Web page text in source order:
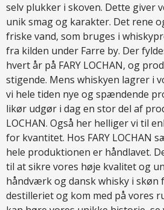
selv plukker i skoven. Dette giver
unik smag og karakter. Det rene
friske vand, som bruges i
fra kilden under Farre by. Der
hvert år på FARY LOCHAN, og
stigende. Mens whiskyen lagrer i
vi hele tiden nye og spændende
likør udgør i dag en stor del af
LOCHAN. Også her helliger vi til
for kvantitet. Hos FARY LOCHAN
hele produktionen er håndlavet.
til at sikre vores høje kvalitet og
håndværk og dansk whisky i skøn
destilleriet og kom med på vores